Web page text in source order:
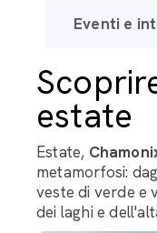
Eventi e
estate
Estate,
metamorfosi:
veste di verde e
dei laghi e